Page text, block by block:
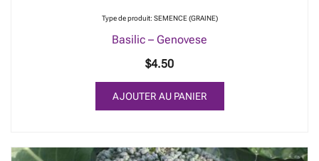
Type de produit: SEMENCE (GRAINE)
Basilic – Genovese
$4.50
AJOUTER AU PANIER